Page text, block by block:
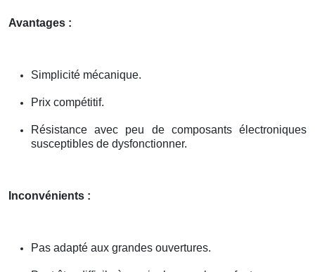
Avantages :
Simplicité mécanique.
Prix compétitif.
Résistance avec peu de composants électroniques
susceptibles de dysfonctionner.
Inconvénients :
Pas adapté aux grandes ouvertures.